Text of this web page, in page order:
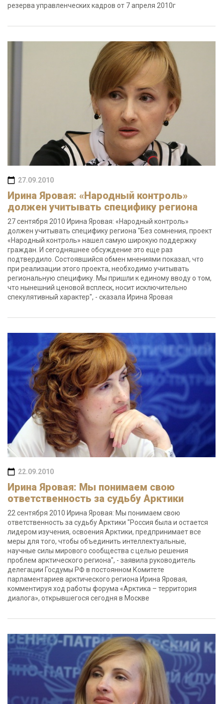
резерва управленческих кадров от 7 апреля 2010г
27.09.2010
Ирина Яровая: «Народный контроль»
должен учитывать специфику региона
27 сентября 2010 Ирина Яровая: «Народный контроль»
должен учитывать специфику региона "Без сомнения, проект
«Народный контроль» нашел самую широкую поддержку
граждан. И сегодняшнее обсуждение это еще раз
подтвердило. Состоявшийся обмен мнениями показал, что
при реализации этого проекта, необходимо учитывать
региональную специфику. Мы пришли к единому вводу о том,
что нынешний ценовой всплеск, носит исключительно
спекулятивный характер", - сказала Ирина Яровая
22.09.2010
Ирина Яровая: Мы понимаем свою
ответственность за судьбу Арктики
22 сентября 2010 Ирина Яровая: Мы понимаем свою
ответственность за судьбу Арктики "Россия была и остается
лидером изучения, освоения Арктики, предпринимает все
меры для того, чтобы объединить интеллектуальные,
научные силы мирового сообщества с целью решения
проблем арктического региона", - заявила руководитель
делегации Госдумы РФ в постоянном Комитете
парламентариев арктического региона Ирина Яровая,
комментируя ход работы форума «Арктика – территория
диалога», открывшегося сегодня в Москве